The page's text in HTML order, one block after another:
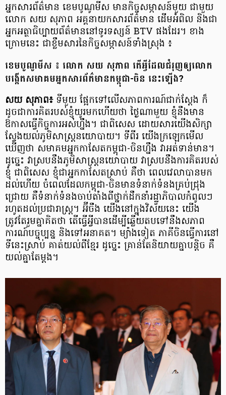
អ្នកសារព័ត៌មាន ខេមបូណូមីស មានកិច្ចសម្ភាសន៍​មួយ ជាមួយ
លោក សយ សុភាព អគ្គនាយក​​សារព័ត៌មាន ដើមអំពិល និងជា​
អ្នក​អត្ថាធិប្បាយ​ព័ត៌មាន​នៅ​ទូរទស្សន៍ BTV ផងដែរ។ ខាង
ក្រោម​នេះ ជាខ្លឹមសារ​នៃ​កិច្ច​សម្ភាសន៍ទាំងស្រុង ៖
ខេមបូណូមីស ៖ លោក សយ សុភាព តើ​អ្វី​ដែល​ជំរុញ​ឲ្យ​លោក​
បង្កើត​សមាគម​អ្នកសារព័ត៌មានកម្ពុជា-ចិន នេះឡើង?
សយ សុភាព៖ ទីមួយ ផ្អែក​ទៅលើ​សភាពការណ៍​ជាក់ស្ដែង ក៏
ដូចជា​ការគិតរបស់ខ្ញុំ​យូរមកហើយថា ថ្ងៃណាមួយ​ ខ្ញុំនឹងមាន​
ឱកាស​ធ្វើកិច្ចការអស់ហ្នឹង។ ជាពិសេស ដោយសារយើង​សិក្សា​
ស្វែងយល់​ភូមិសាស្ត្រ​នយោបាយ។ ទីពីរ យើង​ក្រឡេក​មើល
ឃើញថា សមាគម​អ្នកកាសែត​កម្ពុជា-ចិន​ហ្នឹង វា​អត់ទាន់មាន។
ដូច្នេះ វា​ស្រប​នឹង​ភូមិសាស្ត្រ​នយោបាយ វាស្រប​នឹង​ការគិត​របស់​
ខ្ញុំ ជាពិសេស ខ្ញុំ​ជា​អ្នក​កាសែត​ស្រាប់ គឺថា ពេលវេលា​បាន​មក​
ដល់​ហើយ ចំពេល​ដែល​កម្ពុជា-ចិន​មាន​ទំនាក់ទំនង​គ្រប់​ជ្រុង​
ជ្រោយ គឺទំនាក់ទំនង​ចាប់តាំងពីថ្នាក់ដឹកនាំ​រដ្ឋាភិបាលកំពូលៗ
រហូតដល់​ប្រជារាស្ត្រ។ អ៊ីចឹង យើង​នៅក្នុង​វិស័យនេះ យើង
ត្រូវតែរួមគ្នាគិតថា តើ​ធ្វើ​អ្វី​បានដើម្បី​ឆ្លើយតប​ទៅ​នឹង​សភាព​
ការណ៍​បច្ចុប្បន្ន និង​ទៅអនាគត។ ម្យ៉ាងទៀត ភាគីចិន​ធ្វើការនៅ
ទីនេះ​ស្រាប់ គាត់យល់ពីខ្មែរ ដូច្នេះ គ្រាន់តែនិយាយគ្នា​បន្តិច គឺ​
យល់​គ្នា​តែម្ដង។